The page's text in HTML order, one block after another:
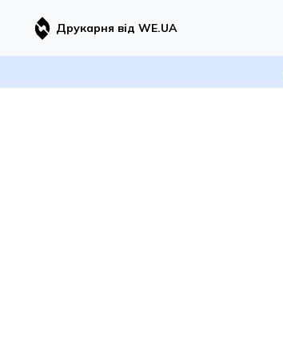
Друкарня від WE.UA